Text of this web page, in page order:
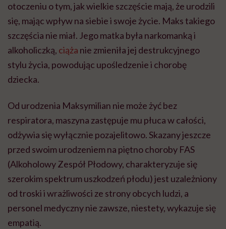
otoczeniu o tym, jak wielkie szczęście mają, że urodzili
się, mając wpływ na siebie i swoje życie. Maks takiego
szczęścia nie miał. Jego matka była narkomanką i
alkoholiczką, ciąża nie zmieniła jej destrukcyjnego
stylu życia, powodując upośledzenie i chorobę
dziecka.
Od urodzenia Maksymilian nie może żyć bez
respiratora, maszyna zastępuje mu płuca w całości,
odżywia się wyłącznie pozajelitowo. Skazany jeszcze
przed swoim urodzeniem na piętno choroby FAS
(Alkoholowy Zespół Płodowy, charakteryzuje się
szerokim spektrum uszkodzeń płodu) jest uzależniony
od troski i wrażliwości ze strony obcych ludzi, a
personel medyczny nie zawsze, niestety, wykazuje się
empatią.